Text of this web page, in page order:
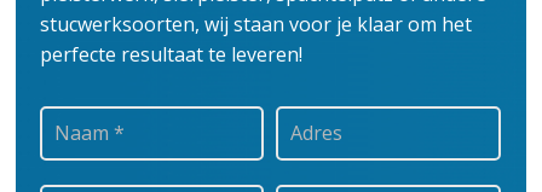
stucwerksoorten, wij staan voor je klaar om het
perfecte resultaat te leveren!